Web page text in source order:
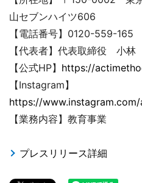
山セブンハイツ606
【電話番号】0120-559-165
【代表者】代表取締役 小
【公式HP】 https://
【Instagram】
https://
【業務内容】教育事業
プレスリリース詳細